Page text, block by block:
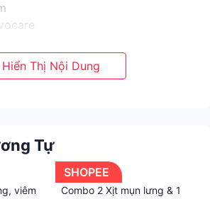
trên bao bì sản phẩm
tình trạng sưng, đỏ do mụn
Tự
viêm
SHOPEE
Combo 2 Xịt mụn lưng & 1